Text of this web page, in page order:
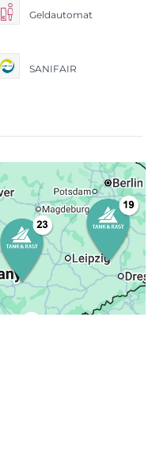
Geldautomat
SANIFAIR